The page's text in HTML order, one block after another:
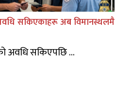
सकिएकाहरू अब विमानस्थलमै
अवधि सकिएपछि ...